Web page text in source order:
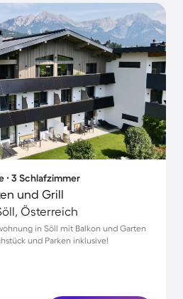
∙ 3 Schlafzimmer
und Grill
Österreich
in Söll mit Balkon und Garten
und Parken inklusive!